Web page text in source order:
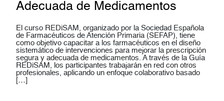
Adecuada de Medicamentos
El curso REDiSAM, organizado por la Sociedad Española
de Farmacéuticos de Atención Primaria (SEFAP), tiene
como objetivo capacitar a los farmacéuticos en el diseño
sistemático de intervenciones para mejorar la prescripción
segura y adecuada de medicamentos. A través de la Guía
REDiSAM, los participantes trabajarán en red con otros
profesionales, aplicando un enfoque colaborativo basado
[…]